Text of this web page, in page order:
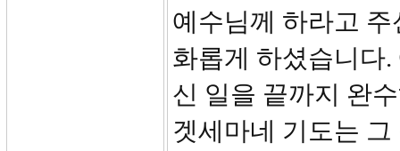
예수님께 하라고
화롭게 하셨습니다
신 일을 끝까지 완
겟세마네 기도는